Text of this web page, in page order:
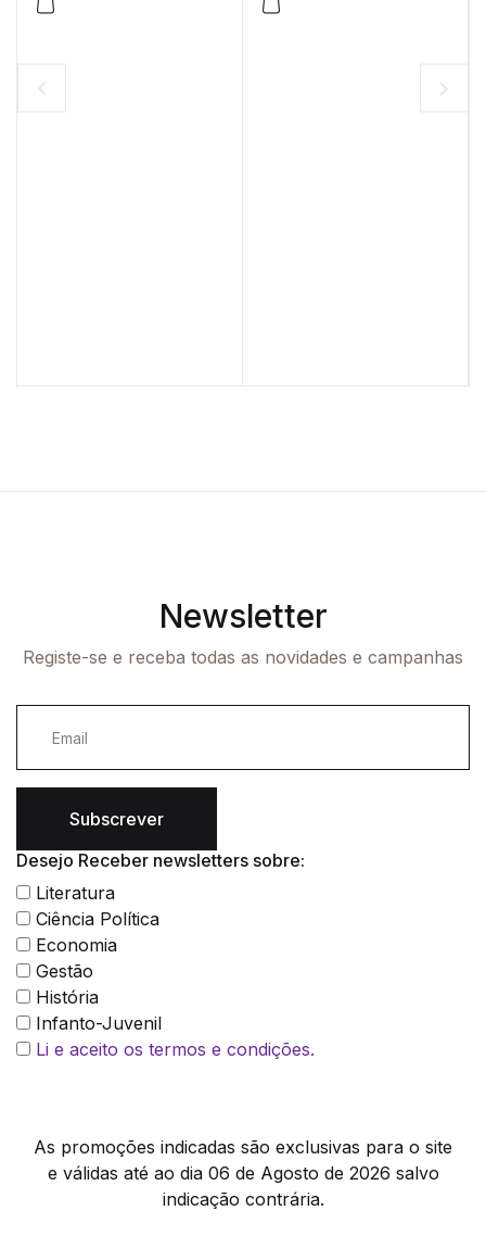
-10%
Newsletter
Registe-se e receba todas as novidades e campanhas
Subscrever
Desejo Receber newsletters sobre:
Literatura
Ciência Política
Economia
Gestão
História
Infanto-Juvenil
Li e aceito os termos e condições.
As promoções indicadas são exclusivas para o site
e válidas até ao dia 06 de Agosto de 2026 salvo
indicação contrária.